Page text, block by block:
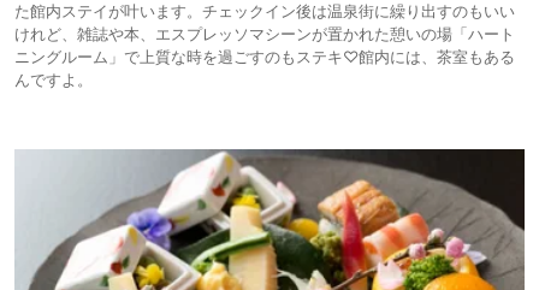
た館内ステイが叶います。チェックイン後は温泉街に繰り出すのもいい
けれど、雑誌や本、エスプレッソマシーンが置かれた憩いの場「ハート
ニングルーム」で上質な時を過ごすのもステキ♡館内には、茶室もある
んですよ。